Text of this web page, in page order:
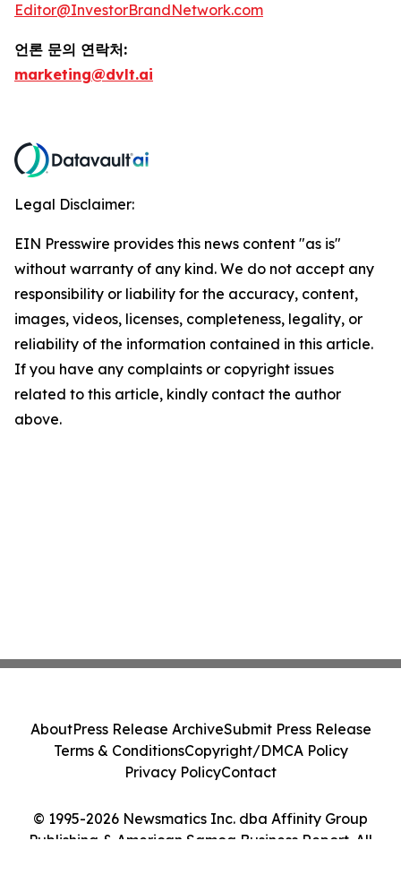
Editor@InvestorBrandNetwork.com
언론 문의 연락처:
marketing@dvlt.ai
Legal Disclaimer:
EIN Presswire provides this news content "as is"
without warranty of any kind. We do not accept any
responsibility or liability for the accuracy, content,
images, videos, licenses, completeness, legality, or
reliability of the information contained in this article.
If you have any complaints or copyright issues
related to this article, kindly contact the author
above.
© 1995-2026 Newsmatics Inc. dba Affinity Group
Publishing & American Samoa Business Report. All
AboutPress Release ArchiveSubmit Press Release
Terms & ConditionsCopyright/DMCA Policy
Privacy PolicyContact